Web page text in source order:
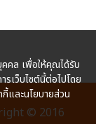
© 2016
คล เพื่อให้คุณได้รับ
รเว็บไซต์นี้ต่อไปโดย
และนโยบายส่วน